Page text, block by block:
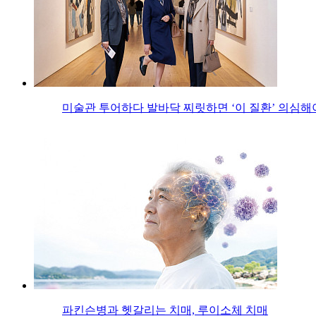
미술관 투어하다 발바닥 찌릿하면 ‘이 질환’ 의심해
파킨슨병과 헷갈리는 치매, 루이소체 치매